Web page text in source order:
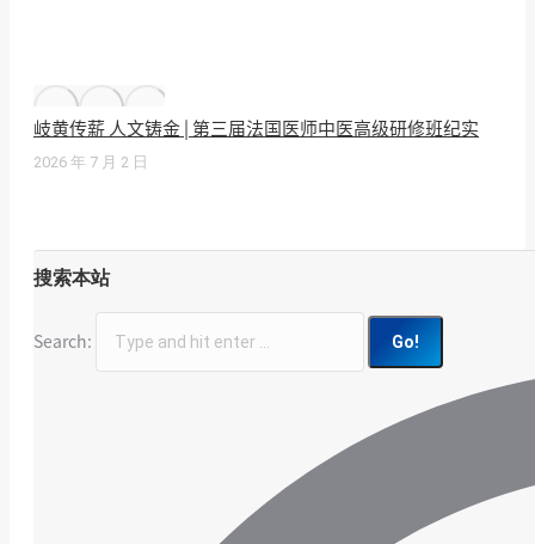
岐黄传薪 人文铸金 | 第三届法国医师中医高级研修班纪实
2026 年 7 月 2 日
搜索本站
Search: